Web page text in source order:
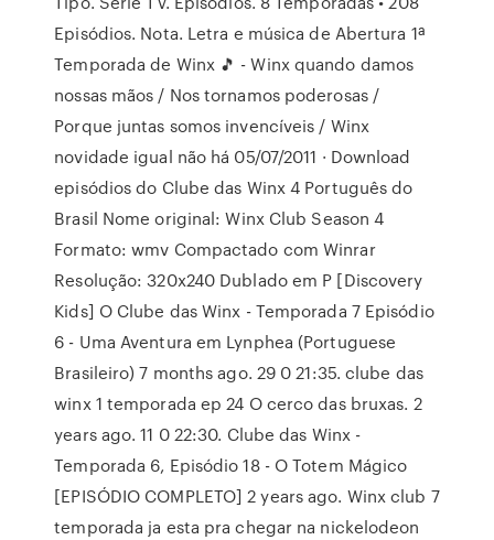
Episódios. Nota. Letra e música de Abertura 1ª
Temporada de Winx 🎵 - Winx quando damos
nossas mãos / Nos tornamos poderosas /
Porque juntas somos invencíveis / Winx
novidade igual não há 05/07/2011 · Download
episódios do Clube das Winx 4 Português do
Brasil Nome original: Winx Club Season 4
Formato: wmv Compactado com Winrar
Resolução: 320x240 Dublado em P [Discovery
Kids] O Clube das Winx - Temporada 7 Episódio
6 - Uma Aventura em Lynphea (Portuguese
Brasileiro) 7 months ago. 29 0 21:35. clube das
winx 1 temporada ep 24 O cerco das bruxas. 2
years ago. 11 0 22:30. Clube das Winx -
Temporada 6, Episódio 18 - O Totem Mágico
[EPISÓDIO COMPLETO] 2 years ago. Winx club 7
temporada ja esta pra chegar na nickelodeon